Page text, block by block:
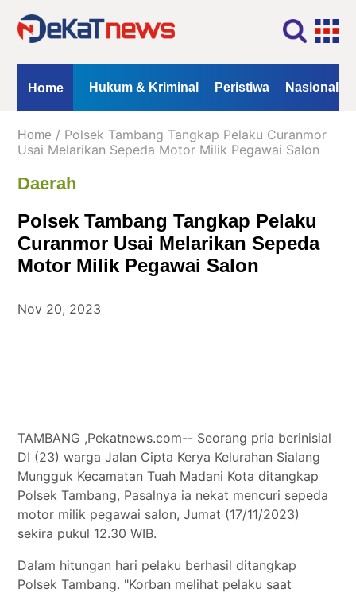
Home
Kanal
Berita
Hukum
Kriminal
Peristiwa
Nasional
Opini
Opini Hukum & Kriminal Peristiwa Nasional
Home
Home / Polsek Tambang Tangkap Pelaku Curanmor
Usai Melarikan Sepeda Motor Milik Pegawai Salon
Daerah
Polsek Tambang Tangkap Pelaku
Curanmor Usai Melarikan Sepeda
Motor Milik Pegawai Salon
Nov 20, 2023
TAMBANG ,Pekatnews.com-- Seorang pria berinisial
DI (23) warga Jalan Cipta Kerya Kelurahan Sialang
Mungguk Kecamatan Tuah Madani Kota ditangkap
Polsek Tambang, Pasalnya ia nekat mencuri sepeda
motor milik pegawai salon, Jumat (17/11/2023)
sekira pukul 12.30 WIB.
Dalam hitungan hari pelaku berhasil ditangkap
Polsek Tambang. "Korban melihat pelaku saat